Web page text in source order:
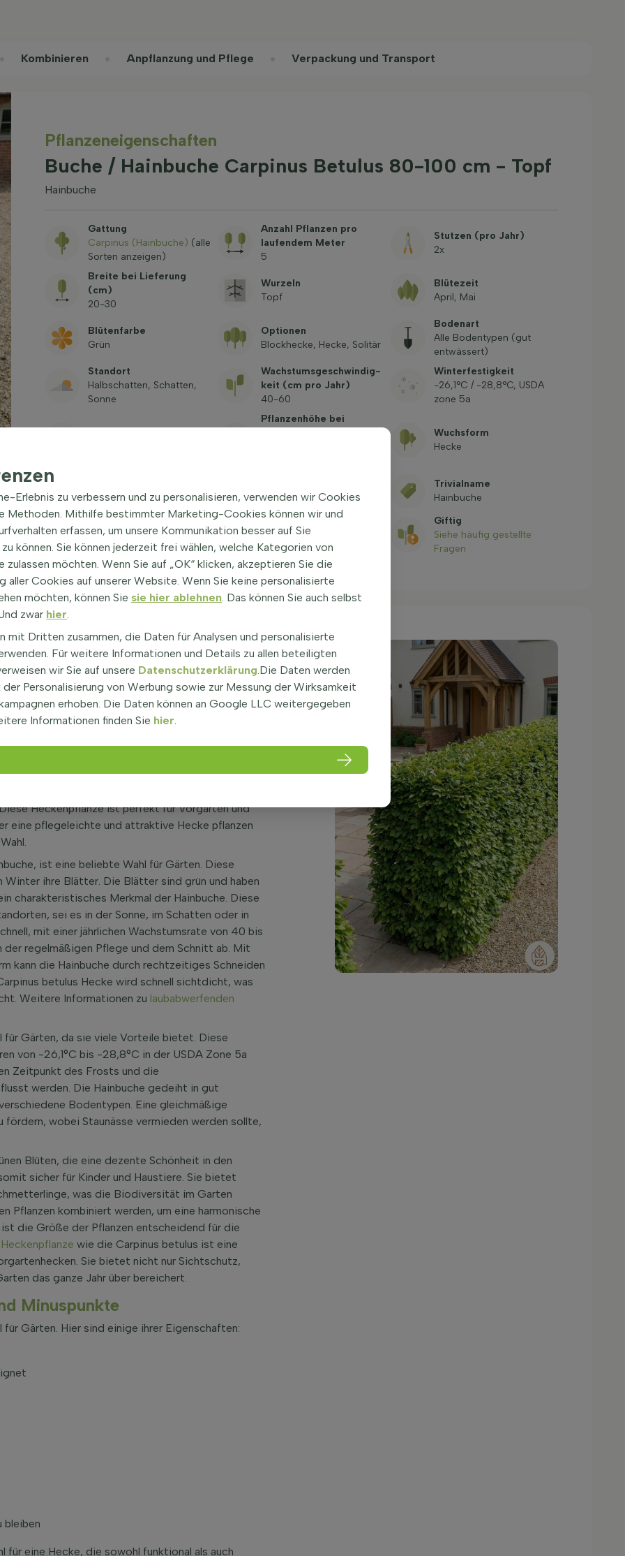
Kombinieren Anpflanzung und Pflege Verpackung und Transport
Pflanzeneigenschaften
Buche / Hainbuche Carpinus Betulus 80-100 cm - Topf
Hainbuche
Gattung
Carpinus (Hainbuche) (alle
Sorten anzeigen)
Anzahl Pflanzen pro
laufendem Meter
5
Stutzen (pro Jahr)
2x
Breite bei Lieferung
(cm)
20-30
Wurzeln
Topf
Blütezeit
April, Mai
Blütenfarbe
Grün
Optionen
Blockhecke, Hecke, Solitär
Bodenart
Alle Bodentypen (gut
entwässert)
Standort
Halbschatten, Schatten,
Sonne
Wachstums­geschwindig­
keit (cm pro Jahr)
40-60
Winterfestigkeit
-26,1°C / -28,8°C, USDA
zone 5a
Pflanzenhöhe bei
Wuchsform
Hecke
17-19
Carpinus betulus
Trivialname
Hainbuche
Trivialnamensynonym
Hainbuche
Art. nr.
B-CB-P-080-100-P
Giftig
Siehe häufig gestellte
Fragen
Betulus 80-100 cm - Topf
DieCarpinusgehört zur Familie der
hat viele Vorteile. Sie ist sowohl für
Blattwerk ist besonders schön und dicht. Carpinus
was sie ideal für die Gartengestaltung macht.
sondern auch eine natürliche Begrenzung. Sie kann
Heckenpflanze ist perfekt für Vorgärten und
eine pflegeleichte und attraktive Hecke pflanzen
ist eine beliebte Wahl für Gärten. Diese
ihre Blätter. Die Blätter sind grün und haben
charakteristisches Merkmal der Hainbuche. Diese
sei es in der Sonne, im Schatten oder in
mit einer jährlichen Wachstumsrate von 40 bis
regelmäßigen Pflege und dem Schnitt ab. Mit
kann die Hainbuche durch rechtzeitiges Schneiden
betulus Hecke wird schnell sichtdicht, was
Weitere Informationen zu laubabwerfenden
für Gärten, da sie viele Vorteile bietet. Diese
von -26,1°C bis -28,8°C in der USDA Zone 5a
Zeitpunkt des Frosts und die
werden. Die Hainbuche gedeiht in gut
Bodentypen. Eine gleichmäßige
wobei Staunässe vermieden werden sollte,
Blüten, die eine dezente Schönheit in den
sicher für Kinder und Haustiere. Sie bietet
was die Biodiversität im Garten
Pflanzen kombiniert werden, um eine harmonische
die Größe der Pflanzen entscheidend für die
Heckenpflanze wie die Carpinus betulus ist eine
Sie bietet nicht nur Sichtschutz,
das ganze Jahr über bereichert.
Minuspunkte
für Gärten. Hier sind einige ihrer Eigenschaften:
bleiben
für eine Hecke, die sowohl funktional als auch
Erlebnis zu verbessern und zu personalisieren, verwenden wir Cookies
Methoden. Mithilfe bestimmter Marketing-Cookies können wir und
erfassen, um unsere Kommunikation besser auf Sie
können. Sie können jederzeit frei wählen, welche Kategorien von
zulassen möchten. Wenn Sie auf „OK“ klicken, akzeptieren Sie die
aller Cookies auf unserer Website. Wenn Sie keine personalisierte
möchten, können Sie sie hier ablehnen. Das können Sie auch selbst
zwar hier.
mit Dritten zusammen, die Daten für Analysen und personalisierte
Für weitere Informationen und Details zu allen beteiligten
wir Sie auf unsere Datenschutzerklärung.Die Daten werden
der Personalisierung von Werbung sowie zur Messung der Wirksamkeit
erhoben. Die Daten können an Google LLC weitergegeben
Informationen finden Sie hier.